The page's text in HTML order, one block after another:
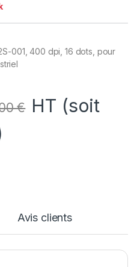
001, 400 dpi, 16 dots, pour
€ HT (soit
Avis clients